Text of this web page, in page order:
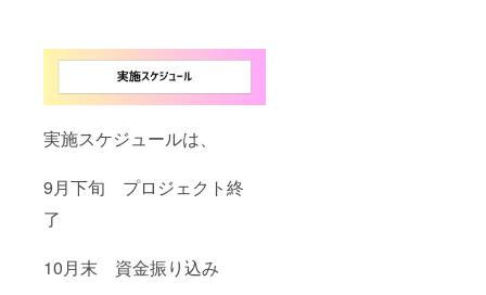
実施スケジュールは、
9月下旬 プロジェクト終
了
10月末 資金振り込み